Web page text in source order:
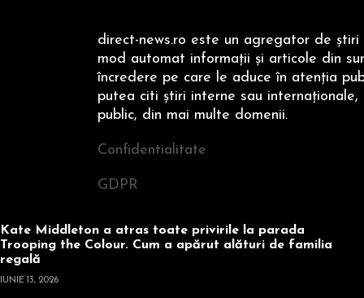
direct-news.ro este un agregator de ştiri
mod automat informaţii şi articole din
încredere pe care le aduce în atenţia
putea citi ştiri interne sau internaţionale,
public, din mai multe domenii.
Confidentialitate
GDPR
Kate Middleton a atras toate privirile la parada
Trooping the Colour. Cum a apărut alături de familia
regală
IUNIE 13, 2026